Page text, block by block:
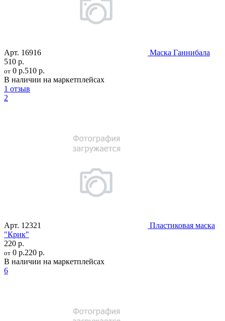
Арт. 16916
Маска Ганнибала
510 р.
от 0 р.510 р.
В наличии на маркетплейсах
1 отзыв
2
Арт. 12321
Пластиковая маска
"Крик"
220 р.
от 0 р.220 р.
В наличии на маркетплейсах
6